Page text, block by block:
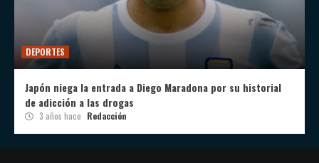
DEPORTES
Japón niega la entrada a Diego Maradona por su historial
de adicción a las drogas
3 años hace Redacción